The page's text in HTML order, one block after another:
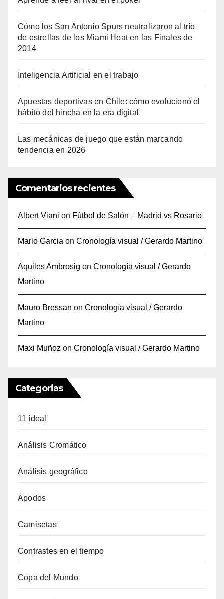
Cómo los San Antonio Spurs neutralizaron al trío
de estrellas de los Miami Heat en las Finales de
2014
Inteligencia Artificial en el trabajo
Apuestas deportivas en Chile: cómo evolucionó el
hábito del hincha en la era digital
Las mecánicas de juego que están marcando
tendencia en 2026
Comentarios recientes
Albert Viani on Fútbol de Salón – Madrid vs Rosario
Mario Garcia on Cronología visual / Gerardo Martino
Aquiles Ambrosig on Cronología visual / Gerardo
Martino
Mauro Bressan on Cronología visual / Gerardo
Martino
Maxi Muñoz on Cronología visual / Gerardo Martino
Categorias
11 ideal
Análisis Cromático
Análisis geográfico
Apodos
Camisetas
Contrastes en el tiempo
Copa del Mundo